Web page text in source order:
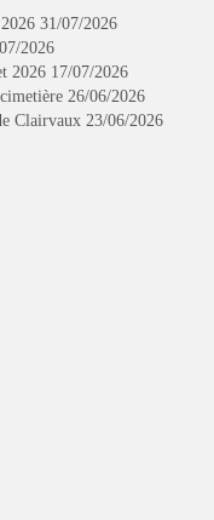
31/07/2026
2026
2026 17/07/2026
26/06/2026
Clairvaux 23/06/2026